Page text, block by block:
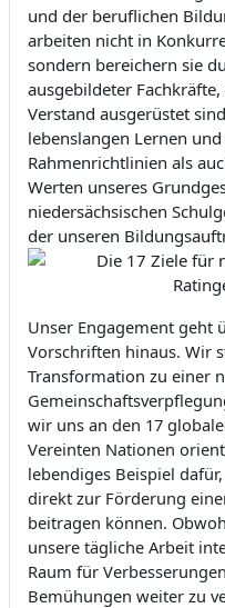
und der beruflichen
arbeiten nicht in
sondern bereichern sie
ausgebildeter
Verstand ausgerüstet
lebenslangen Lernen
Rahmenrichtlinien als
Werten unseres
niedersächsischen
der unseren
Unser Engagement geht
Vorschriften hinaus. Wir
Transformation zu einer
wir uns an den 17
Vereinten Nationen
lebendiges Beispiel
direkt zur Förderung
beitragen können.
unsere tägliche Arbeit
Raum für
Bemühungen weiter zu